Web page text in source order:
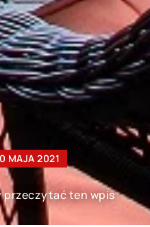
MAJA 2021
przeczytać ten wpis